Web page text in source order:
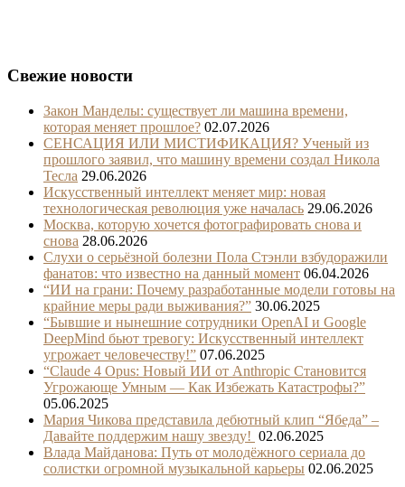
Свежие новости
Закон Манделы: существует ли машина времени,
которая меняет прошлое? 02.07.2026
СЕНСАЦИЯ ИЛИ МИСТИФИКАЦИЯ? Ученый из
прошлого заявил, что машину времени создал Никола
Тесла 29.06.2026
Искусственный интеллект меняет мир: новая
технологическая революция уже началась 29.06.2026
Москва, которую хочется фотографировать снова и
снова 28.06.2026
Слухи о серьёзной болезни Пола Стэнли взбудоражили
фанатов: что известно на данный момент 06.04.2026
“ИИ на грани: Почему разработанные модели готовы на
крайние меры ради выживания?” 30.06.2025
“Бывшие и нынешние сотрудники OpenAI и Google
DeepMind бьют тревогу: Искусственный интеллект
угрожает человечеству!” 07.06.2025
“Claude 4 Opus: Новый ИИ от Anthropic Становится
Угрожающе Умным — Как Избежать Катастрофы?”
05.06.2025
Мария Чикова представила дебютный клип “Ябеда” –
Давайте поддержим нашу звезду! 02.06.2025
Влада Майданова: Путь от молодёжного сериала до
солистки огромной музыкальной карьеры 02.06.2025